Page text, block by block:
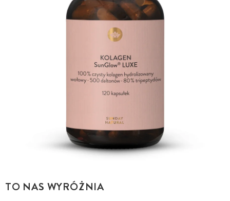
TO NAS WYRÓŻNIA